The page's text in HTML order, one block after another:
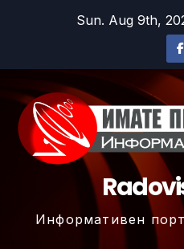
Sun. Aug 9th,
Информативен